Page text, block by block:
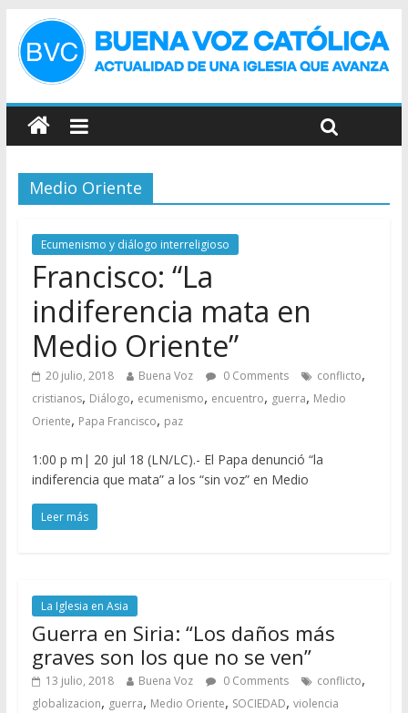
Medio Oriente
Ecumenismo y diálogo interreligioso
Francisco: “La
indiferencia mata en
Medio Oriente”
20 julio, 2018 Buena Voz 0 Comments conflicto,
cristianos, Diálogo, ecumenismo, encuentro, guerra, Medio
Oriente, Papa Francisco, paz
1:00 p m| 20 jul 18 (LN/LC).- El Papa denunció “la
indiferencia que mata” a los “sin voz” en Medio
Leer más
La Iglesia en Asia
Guerra en Siria: “Los daños más
graves son los que no se ven”
13 julio, 2018 Buena Voz 0 Comments conflicto,
globalizacion, guerra, Medio Oriente, SOCIEDAD, violencia